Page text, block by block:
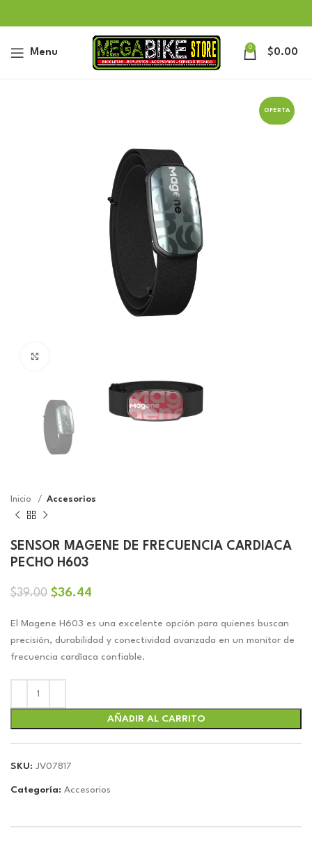
Menu 0 $0.00
OFERTA
Inicio Accesorios
SENSOR MAGENE DE FRECUENCIA CARDIACA
PECHO H603
$39.00 El
original
era:
$39.00.
$36.44
actual
es:
$36.44.
El Magene H603 es una excelente opción para quienes buscan
precisión, durabilidad y conectividad avanzada en un monitor de
frecuencia cardíaca confiable.
AÑADIR AL CARRITO
SKU: JV07817
Categoría: Accesorios